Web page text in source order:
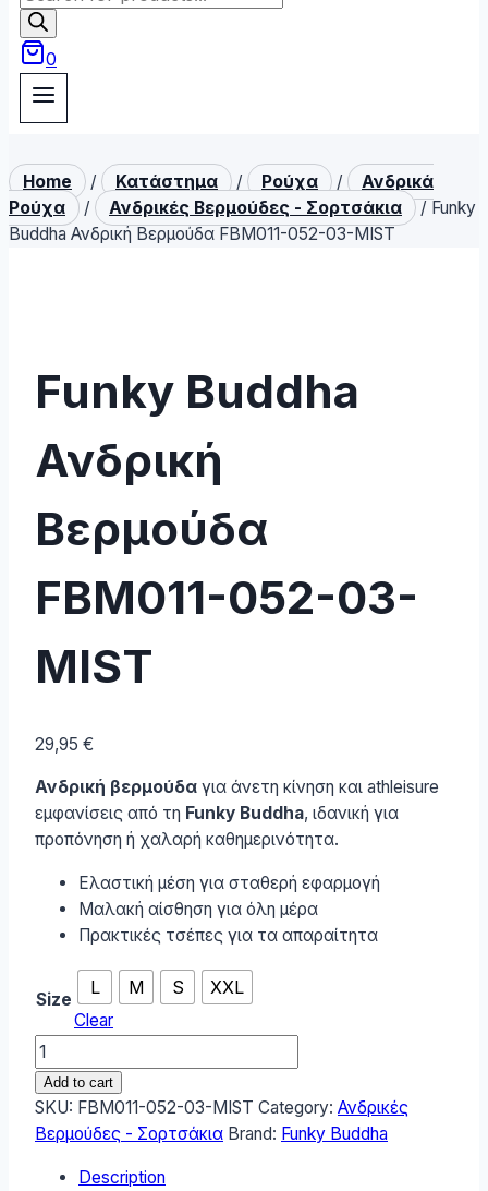
search
0
Home / Κατάστημα / Ρούχα /
Ανδρικά
Ρούχα
/ Ανδρικές Βερμούδες - Σορτσάκια / Funky
Buddha Ανδρική Βερμούδα FBM011-052-03-MIST
Funky Buddha
Ανδρική
Βερμούδα
FBM011-052-03-
MIST
29,95 €
Ανδρική βερμούδα για άνετη κίνηση και athleisure
εμφανίσεις από τη Funky Buddha, ιδανική για
προπόνηση ή χαλαρή καθημερινότητα.
Ελαστική μέση για σταθερή εφαρμογή
Μαλακή αίσθηση για όλη μέρα
Πρακτικές τσέπες για τα απαραίτητα
Size
L M S XXL
Clear
Funky
Buddha
Ανδρική
Βερμούδα
052-
Add to cart
SKU: FBM011-052-03-MIST Category: Ανδρικές
Βερμούδες - Σορτσάκια Brand: Funky Buddha
Description